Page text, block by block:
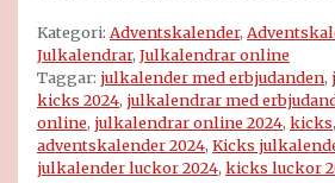
Kategori: Adventskalender,
Julkalendrar, Julkalendrar online
Taggar: julkalender med erbjudanden,
kicks 2024, julkalendrar med
online, julkalendrar online 2024, kicks,
adventskalender 2024, Kicks
julkalender luckor 2024, kicks luckor